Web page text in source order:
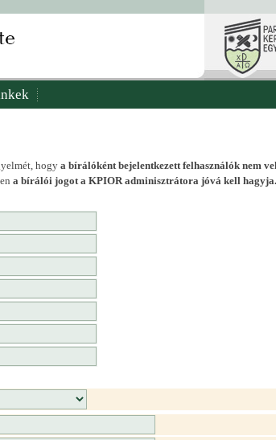
hogy a bírálóként bejelentkezett felhasználók nem
a bírálói jogot a KPIOR adminisztrátora jóvá kell hagyja.